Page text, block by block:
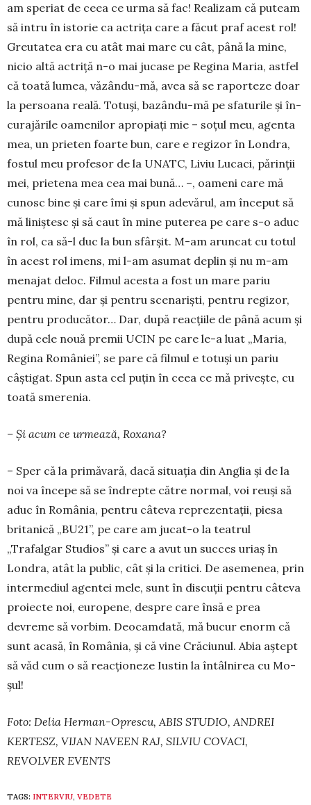
am speriat de ceea ce urma să fac! Re­alizam că puteam
să intru în istorie ca ac­triţa care a făcut praf acest rol!
Greu­tatea era cu atât mai mare cu cât, până la mine,
nicio altă actriţă n-o mai jucase pe Regina Ma­ria, astfel
că toată lumea, văzându-mă, avea să se raporteze doar
la persoana rea­lă. Totuşi, bazându-mă pe sfaturile şi în­
cu­­rajările oamenilor apropiaţi mie – soţul meu, agen­­ta
mea, un prieten foarte bun, care e regizor în Londra,
fostul meu pro­fesor de la UNATC, Liviu Lucaci, pă­rinţii
mei, prietena mea cea mai bună… –, oa­meni care mă
cunosc bine şi care îmi şi spun adevărul, am început să
mă liniştesc şi să caut în mine puterea pe care s-o aduc
în rol, ca să-l duc la bun sfârșit. M-am arun­cat cu totul
în acest rol imens, mi l-am asumat deplin şi nu m-am
menajat deloc. Filmul acesta a fost un mare pariu
pentru mine, dar şi pentru scenarişti, pen­tru re­gizor,
pentru producător… Dar, du­pă re­acţiile de până acum şi
după cele nouă premii UCIN pe care le-a luat „Ma­ria,
Re­gina României”, se pare că filmul e totuşi un pariu
câştigat. Spun asta cel puţin în ceea ce mă priveşte, cu
toată sme­renia.
– Şi acum ce urmează, Ro­xana?
– Sper că la primăvară, dacă situaţia din Anglia şi de la
noi va începe să se îndrepte către normal, voi reuşi să
aduc în România, pentru câteva reprezentaţii, piesa
britanică „BU21”, pe care am ju­cat-o la teatrul
„Trafalgar Stu­dios” şi care a avut un suc­ces uriaş în
Londra, atât la public, cât şi la critici. De asemenea, prin
intermediul agen­tei mele, sunt în discuţii pentru câteva
proiecte noi, europene, despre care însă e prea
devreme să vorbim. Deocamdată, mă bucur enorm că
sunt acasă, în România, şi că vine Crăciunul. Abia aş­tept
să văd cum o să reacţioneze Ius­tin la întâlnirea cu Mo­
şul!
Foto: Delia Herman-Oprescu, ABIS STUDIO, ANDREI
KERTESZ, VIJAN NAVEEN RAJ, SILVIU COVACI,
REVOLVER EVENTS
TAGS: INTERVIU, VEDETE